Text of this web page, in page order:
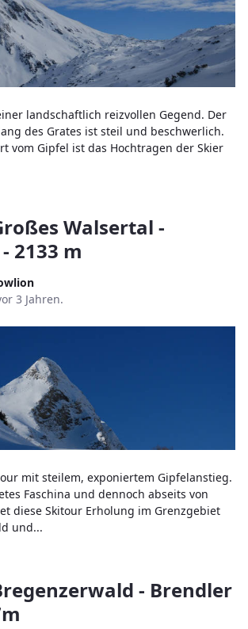
landschaftlich reizvollen Gegend. Der
des Grates ist steil und beschwerlich.
vom Gipfel ist das Hochtragen der Skier
Walsertal -
2133 m
3 Jahren.
mit steilem, exponiertem Gipfelanstieg.
Faschina und dennoch abseits von
diese Skitour Erholung im Grenzgebiet
und...
- Brendler